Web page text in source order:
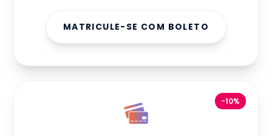
MATRICULE-SE COM BOLETO
-10%